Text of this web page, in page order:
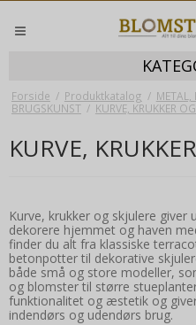
Forside / Produktkatalog / METAL,
BRUGSKUNST / KURVE, KRUKKER
KURVE,
Kurve, krukker og skjulere giver
dekorere hjemmet og haven
finder du alt fra klassiske
betonpotter til dekorative
både små og store modeller,
og blomster til større
funktionalitet og æstetik og
indendørs og udendørs brug.